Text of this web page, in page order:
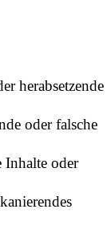
herabsetzende
oder falsche
Inhalte oder